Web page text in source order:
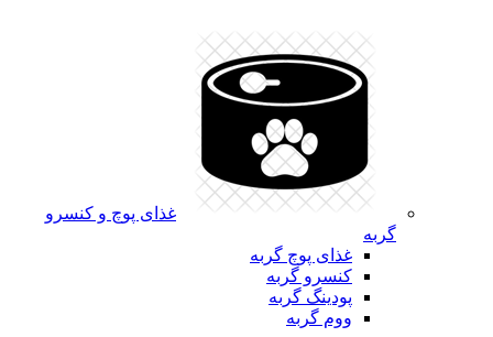
غذای پوچ و کنسرو
گربه
غذای پوچ گربه
کنسرو گربه
پودینگ گربه
ووم گربه